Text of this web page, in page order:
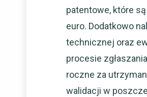
patentowe, które
euro. Dodatkowo
technicznej oraz
procesie
roczne za
walidacji w